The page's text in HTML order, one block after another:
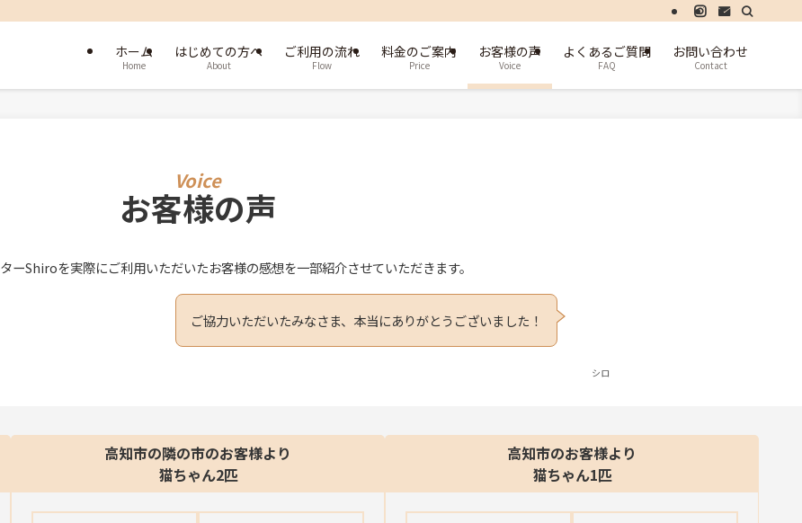
ホーム
Home
はじめての方へ
About
ご利用の流れ
Flow
料金のご案内
Price
お客様の声
Voice
よくあるご質問
FAQ
お問い合わせ
Contact
お客様の声
ーShiroを実際にご利用いただいたお客様の感想を一部紹介させていただきます。
シロ
ご協力いただいたみなさま、本当にありがとうございました！
高知市の隣の市のお客様より
猫ちゃん2匹
高知市のお客様より
猫ちゃん1匹